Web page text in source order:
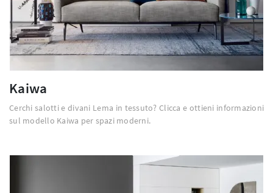
Kaiwa
Cerchi salotti e divani Lema in tessuto? Clicca e ottieni informazioni
sul modello Kaiwa per spazi moderni.